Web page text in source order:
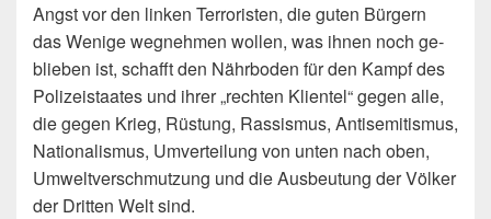
Angst vor den linken Terroristen, die guten Bürgern
das Wenige wegnehmen wollen, was ihnen noch ge­
blieben ist, schafft den Nährboden für den Kampf des
Polizeistaates und ihrer „rech­ten Klientel“ gegen alle,
die gegen Krieg, Rüstung, Rassismus, Antisemitismus,
Na­tionalismus, Umverteilung von unten nach oben,
Umweltverschmutzung und die Ausbeutung der Völker
der Dritten Welt sind.